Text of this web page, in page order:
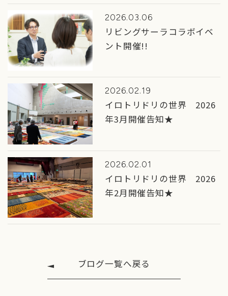
2026.03.06
リビングサーラコラボイベ
ント開催!!
2026.02.19
イロトリドリの世界 2026
年3月開催告知★
2026.02.01
イロトリドリの世界 2026
年2月開催告知★
ブログ一覧へ戻る